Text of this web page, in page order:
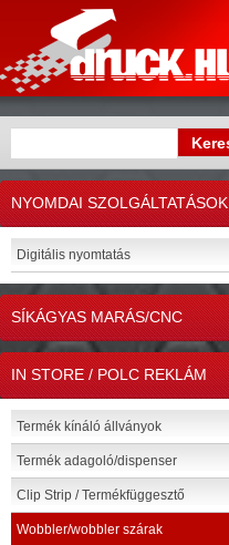
NYOMDAI SZOLGÁLTATÁSOK
Digitális nyomtatás
SÍKÁGYAS MARÁS/CNC
IN STORE / POLC REKLÁM
Termék kínáló állványok
Termék adagoló/dispenser
Clip Strip / Termékfüggesztő
Wobbler/wobbler szárak